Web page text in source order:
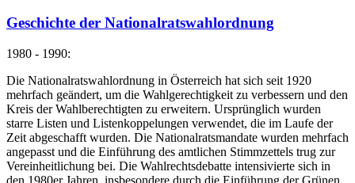
Geschichte der Nationalratswahlordnung
1980 - 1990:
Die Nationalratswahlordnung in Österreich hat sich seit 1920
mehrfach geändert, um die Wahlgerechtigkeit zu verbessern und den
Kreis der Wahlberechtigten zu erweitern. Ursprünglich wurden
starre Listen und Listenkoppelungen verwendet, die im Laufe der
Zeit abgeschafft wurden. Die Nationalratsmandate wurden mehrfach
angepasst und die Einführung des amtlichen Stimmzettels trug zur
Vereinheitlichung bei. Die Wahlrechtsdebatte intensivierte sich in
den 1980er Jahren, insbesondere durch die Einführung der Grünen